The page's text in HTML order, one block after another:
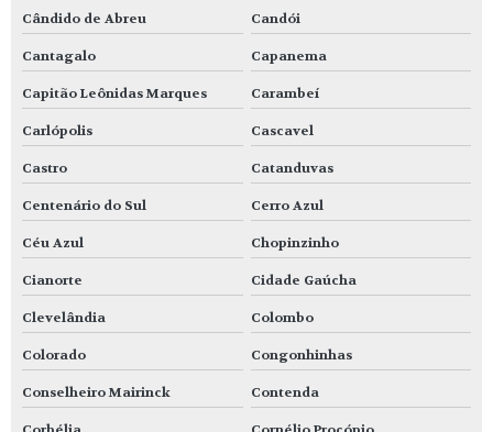
Cândido de Abreu Candói
Cantagalo Capanema
Capitão Leônidas Marques Carambeí
Carlópolis Cascavel
Castro Catanduvas
Centenário do Sul Cerro Azul
Céu Azul Chopinzinho
Cianorte Cidade Gaúcha
Clevelândia Colombo
Colorado Congonhinhas
Conselheiro Mairinck Contenda